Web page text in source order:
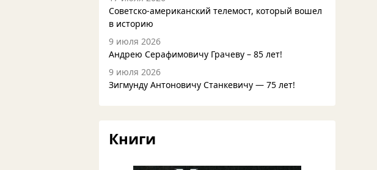
Советско-американский телемост, который вошел
в историю
9 июля 2026
Андрею Серафимовичу Грачеву – 85 лет!
9 июля 2026
Зигмунду Антоновичу Станкевичу — 75 лет!
Книги